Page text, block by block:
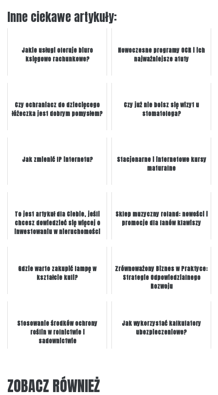
Inne ciekawe artykuły:
Jakie usługi oferuje biuro
księgowo rachunkowe?
Nowoczesne programy OCR i ich
najważniejsze atuty
Czy ochraniacz do dziecięcego
łóżeczka jest dobrym pomysłem?
Czy już nie boisz się wizyt u
stomatologa?
Jak zmienić IP internetu?
Stacjonarne i internetowe kursy
maturalne
To jest artykuł dla Ciebie, jeśli
chcesz dowiedzieć się więcej o
inwestowaniu w nieruchomości
Sklep muzyczny roland: nowości i
promocje dla fanów klawiszy
Gdzie warto zakupić lampę w
kształcie kuli?
Zrównoważony Biznes w Praktyce:
Strategie Odpowiedzialnego
Rozwoju
Stosowanie środków ochrony
roślin w rolnictwie i
sadownictwie
Jak wykorzystać kalkulatory
ubezpieczeniowe?
ZOBACZ RÓWNIEŻ